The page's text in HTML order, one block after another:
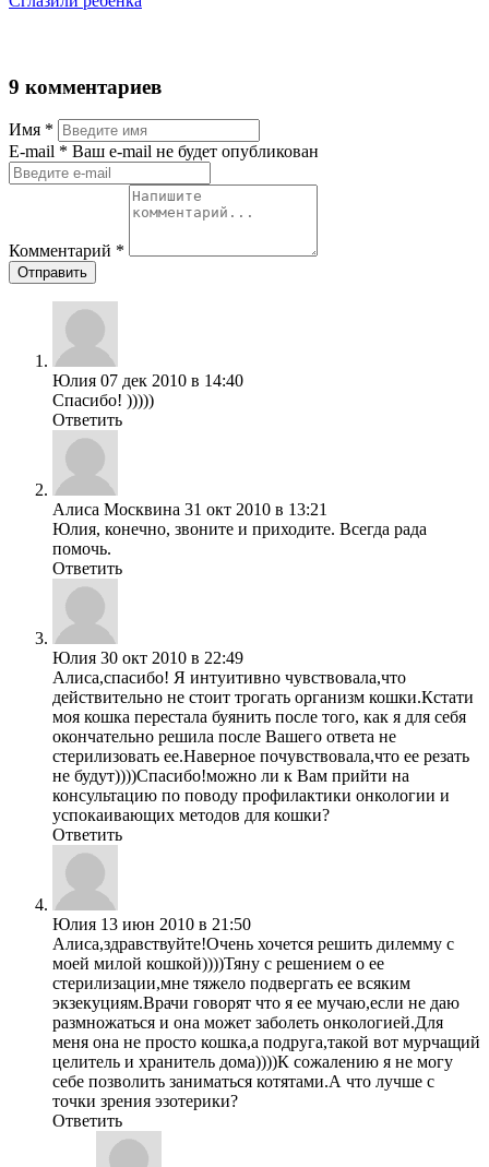
9 комментариев
Имя *
Е-mail * Ваш e-mail не будет опубликован
Комментарий *
Отправить
Юлия 07 дек 2010 в 14:40
Спасибо! )))))
Ответить
Алиса Москвина 31 окт 2010 в 13:21
Юлия, конечно, звоните и приходите. Всегда рада
помочь.
Ответить
Юлия 30 окт 2010 в 22:49
Алиса,спасибо! Я интуитивно чувствовала,что
действительно не стоит трогать организм кошки.Кстати
моя кошка перестала буянить после того, как я для себя
окончательно решила после Вашего ответа не
стерилизовать ее.Наверное почувствовала,что ее резать
не будут))))Спасибо!можно ли к Вам прийти на
консультацию по поводу профилактики онкологии и
успокаивающих методов для кошки?
Ответить
Юлия 13 июн 2010 в 21:50
Алиса,здравствуйте!Очень хочется решить дилемму с
моей милой кошкой))))Тяну с решением о ее
стерилизации,мне тяжело подвергать ее всяким
экзекуциям.Врачи говорят что я ее мучаю,если не даю
размножаться и она может заболеть онкологией.Для
меня она не просто кошка,а подруга,такой вот мурчащий
целитель и хранитель дома))))К сожалению я не могу
себе позволить заниматься котятами.А что лучше с
точки зрения эзотерики?
Ответить